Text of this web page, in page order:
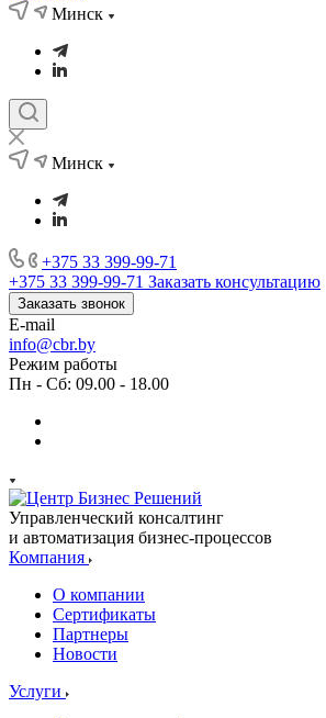
Минск
Минск
+375 33 399-99-71
+375 33 399-99-71 Заказать консультацию
Заказать звонок
E-mail
info@cbr.by
Режим работы
Пн - Сб: 09.00 - 18.00
Управленческий консалтинг
и автоматизация бизнес-процессов
Компания
О компании
Сертификаты
Партнеры
Новости
Услуги